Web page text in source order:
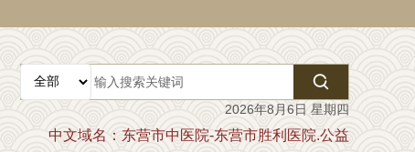
2026年8月6日 星期四

中文域名：东营市中医院-东营市胜利医院.公益